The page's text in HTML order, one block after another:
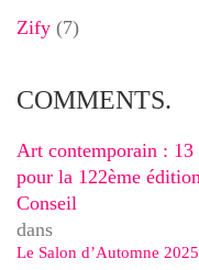
Zify (7)
COMMENTS.
Art contemporain : 13
pour la 122ème
Conseil
dans
Le Salon d’Automne